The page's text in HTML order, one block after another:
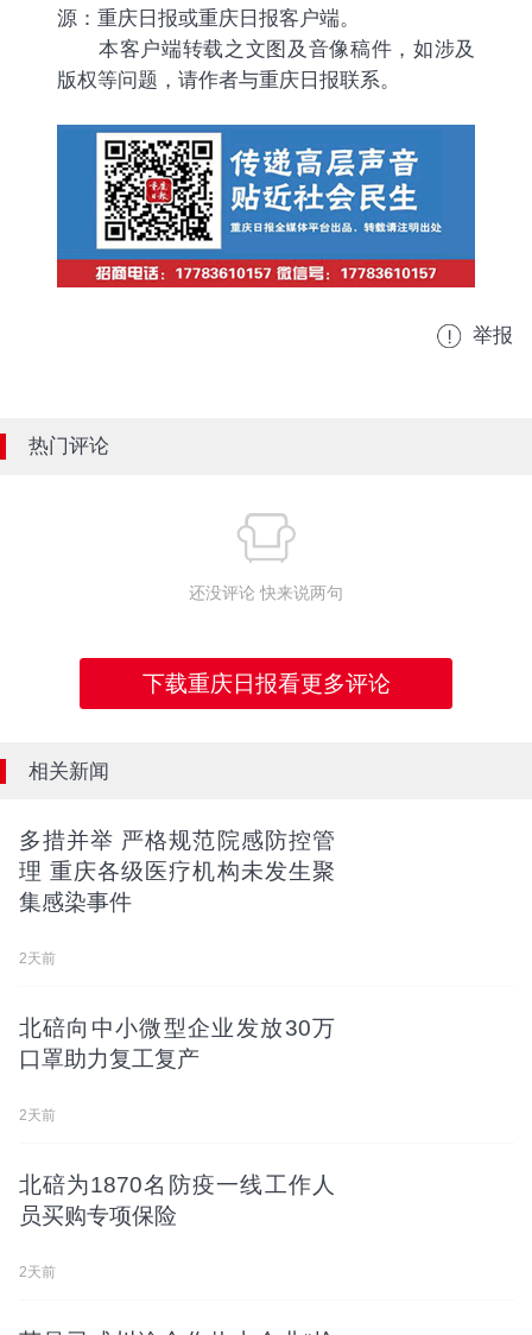
源：重庆日报或重庆日报客户端。
本客户端转载之文图及音像稿件，如涉及
版权等问题，请作者与重庆日报联系。
举报
热门评论
还没评论 快来说两句
下载重庆日报看更多评论
相关新闻
多措并举 严格规范院感防控管
理 重庆各级医疗机构未发生聚
集感染事件
2天前
北碚向中小微型企业发放30万
口罩助力复工复产
2天前
北碚为1870名防疫一线工作人
员买购专项保险
2天前